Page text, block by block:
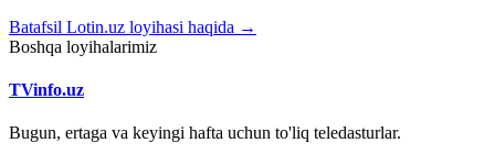
Batafsil Lotin.uz loyihasi haqida →
Boshqa loyihalarimiz
TVinfo.uz
Bugun, ertaga va keyingi hafta uchun to'liq teledasturlar.